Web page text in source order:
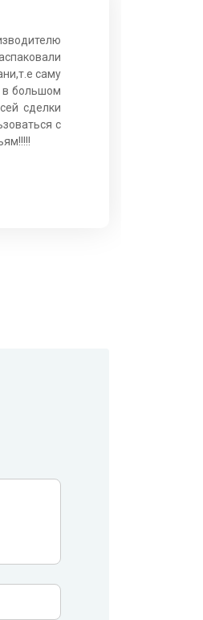
саму
в большом
сделки
с